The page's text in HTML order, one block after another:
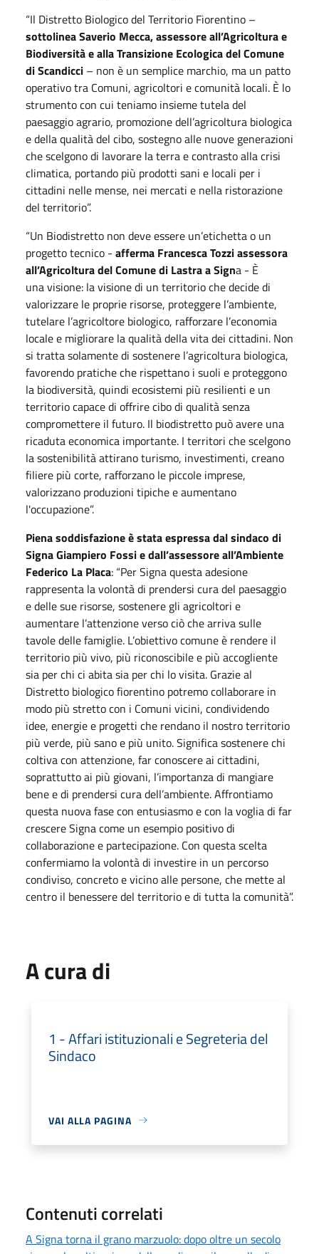
“Il Distretto Biologico del Territorio Fiorentino –
sottolinea Saverio Mecca, assessore all’Agricoltura e
Biodiversità e alla Transizione Ecologica del Comune
di Scandicci – non è un semplice marchio, ma un patto
operativo tra Comuni, agricoltori e comunità locali. È lo
strumento con cui teniamo insieme tutela del
paesaggio agrario, promozione dell’agricoltura biologica
e della qualità del cibo, sostegno alle nuove generazioni
che scelgono di lavorare la terra e contrasto alla crisi
climatica, portando più prodotti sani e locali per i
cittadini nelle mense, nei mercati e nella ristorazione
del territorio”.
“Un Biodistretto non deve essere un’etichetta o un
progetto tecnico - afferma Francesca Tozzi assessora
all’Agricoltura del Comune di Lastra a Signa - È
una visione: la visione di un territorio che decide di
valorizzare le proprie risorse, proteggere l’ambiente,
tutelare l’agricoltore biologico, rafforzare l’economia
locale e migliorare la qualità della vita dei cittadini. Non
si tratta solamente di sostenere l’agricoltura biologica,
favorendo pratiche che rispettano i suoli e proteggono
la biodiversità, quindi ecosistemi più resilienti e un
territorio capace di offrire cibo di qualità senza
compromettere il futuro. Il biodistretto può avere una
ricaduta economica importante. I territori che scelgono
la sostenibilità attirano turismo, investimenti, creano
filiere più corte, rafforzano le piccole imprese,
valorizzano produzioni tipiche e aumentano
l'occupazione”.
Piena soddisfazione è stata espressa dal sindaco di
Signa Giampiero Fossi e dall’assessore all’Ambiente
Federico La Placa: “Per Signa questa adesione
rappresenta la volontà di prendersi cura del paesaggio
e delle sue risorse, sostenere gli agricoltori e
aumentare l’attenzione verso ciò che arriva sulle
tavole delle famiglie. L’obiettivo comune è rendere il
territorio più vivo, più riconoscibile e più accogliente
sia per chi ci abita sia per chi lo visita. Grazie al
Distretto biologico fiorentino potremo collaborare in
modo più stretto con i Comuni vicini, condividendo
idee, energie e progetti che rendano il nostro territorio
più verde, più sano e più unito. Significa sostenere chi
coltiva con attenzione, far conoscere ai cittadini,
soprattutto ai più giovani, l’importanza di mangiare
bene e di prendersi cura dell’ambiente. Affrontiamo
questa nuova fase con entusiasmo e con la voglia di far
crescere Signa come un esempio positivo di
collaborazione e partecipazione. Con questa scelta
confermiamo la volontà di investire in un percorso
condiviso, concreto e vicino alle persone, che mette al
centro il benessere del territorio e di tutta la comunità”.
A cura di
1 - Affari istituzionali e Segreteria del
Sindaco
VAI ALLA PAGINA
Contenuti correlati
A Signa torna il grano marzuolo: dopo oltre un secolo